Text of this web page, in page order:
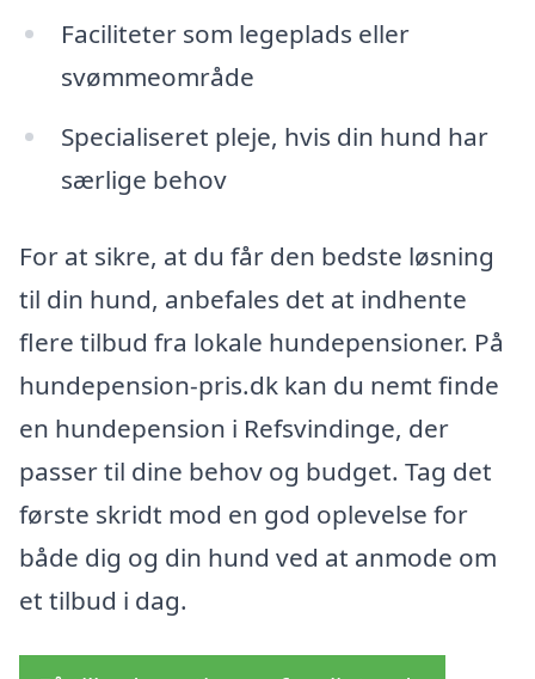
Faciliteter som legeplads eller
svømmeområde
Specialiseret pleje, hvis din hund har
særlige behov
For at sikre, at du får den bedste løsning
til din hund, anbefales det at indhente
flere tilbud fra lokale hundepensioner. På
hundepension-pris.dk kan du nemt finde
en hundepension i Refsvindinge, der
passer til dine behov og budget. Tag det
første skridt mod en god oplevelse for
både dig og din hund ved at anmode om
et tilbud i dag.